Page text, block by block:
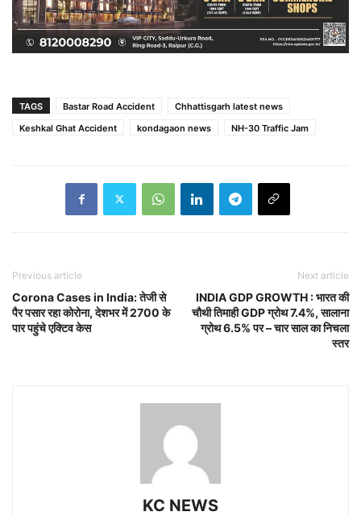
TAGS Bastar Road Accident
Chhattisgarh latest news
Keshkal Ghat Accident
kondagaon news NH-30 Traffic Jam
Previous article
Corona Cases in India: तेजी से
पैर पसार रहा कोरोना, देशभर में 2700 के
पार पहुंचे एक्टिव केस
Next article
INDIA GDP GROWTH : भारत की
चौथी तिमाही GDP ग्रोथ 7.4%, सालाना
ग्रोथ 6.5% पर – चार साल का निचला
स्तर
KC NEWS